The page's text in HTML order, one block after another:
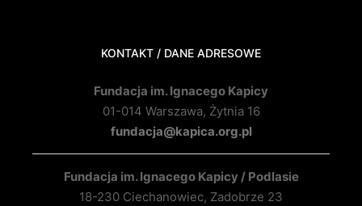
KONTAKT / DANE ADRESOWE
Fundacja im. Ignacego Kapicy
01-014 Warszawa, Żytnia 16
fundacja@kapica.org.pl
Fundacja im. Ignacego Kapicy / Podlasie
18-230 Ciechanowiec, Zadobrze 23